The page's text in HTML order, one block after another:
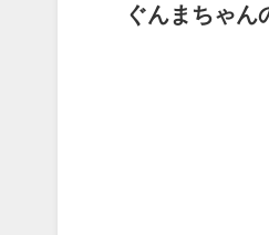
ぐんまちゃん